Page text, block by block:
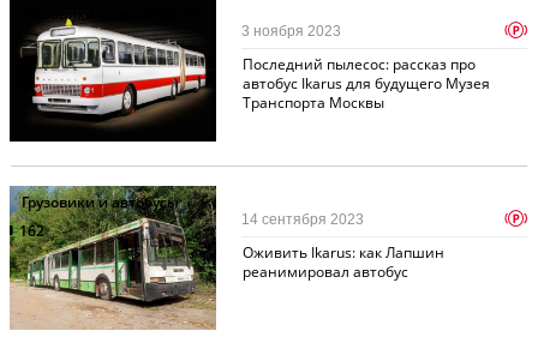
Грузовики и автобусы
Последний пылесос: рассказ про
автобус Ikarus для будущего Музея
Транспорта Москвы
3 ноября 2023 p
Грузовики и автобусы
162
Оживить Ikarus: как Лапшин
реанимировал автобус
14 сентября 2023 p